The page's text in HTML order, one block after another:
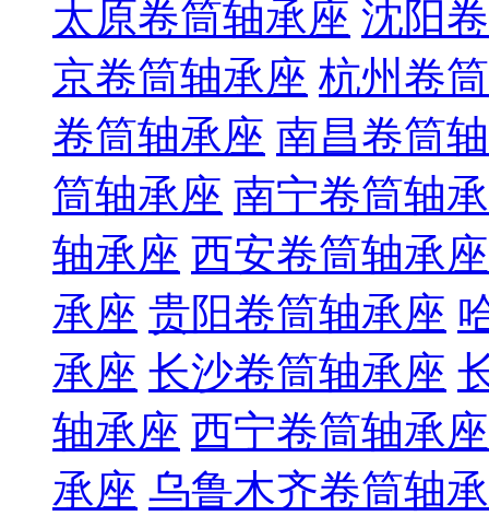
太原卷筒轴承座 沈阳
京卷筒轴承座 杭州卷
卷筒轴承座 南昌卷筒
筒轴承座 南宁卷筒轴
轴承座 西安卷筒轴承座
承座 贵阳卷筒轴承座
承座 长沙卷筒轴承座
轴承座 西宁卷筒轴承座
承座 乌鲁木齐卷筒轴